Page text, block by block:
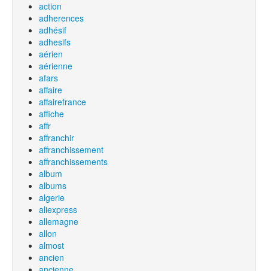
action
adherences
adhésif
adhesifs
aérien
aérienne
afars
affaire
affairefrance
affiche
affr
affranchir
affranchissement
affranchissements
album
albums
algerie
aliexpress
allemagne
allon
almost
ancien